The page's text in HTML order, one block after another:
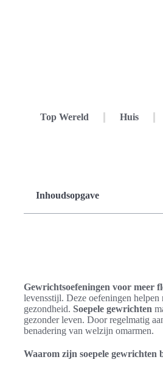
Top Wereld Huis
Inhoudsopgave
Gewrichtsoefeningen voor meer
levensstijl. Deze oefeningen
gezondheid. Soepele gewrichten
gezonder leven. Door regelmatig
benadering van welzijn omarmen.
Waarom zijn soepele gewrichten